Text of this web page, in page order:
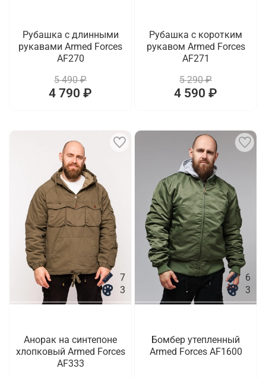
Рубашка с длинными
рукавами Armed Forces
AF270
5 490 ₽
4 790 ₽
Рубашка с коротким
рукавом Armed Forces
AF271
5 290 ₽
4 590 ₽
7
3
Анорак на синтепоне
хлопковый Armed Forces
AF333
6
3
Бомбер утепленный
Armed Forces AF1600